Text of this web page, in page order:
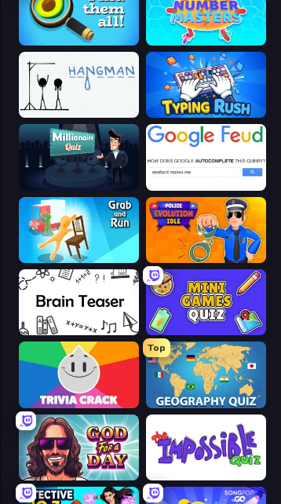
Find Them All! Number Masters
Hangman Typing Rush
Millionaire Quiz
Grab and Run Police Evolution Idle
Brain Teaser Mini Games Quiz
Trivia Crack
Top
Geography Quiz: Flags and Capitals
God For a Day: Prequel